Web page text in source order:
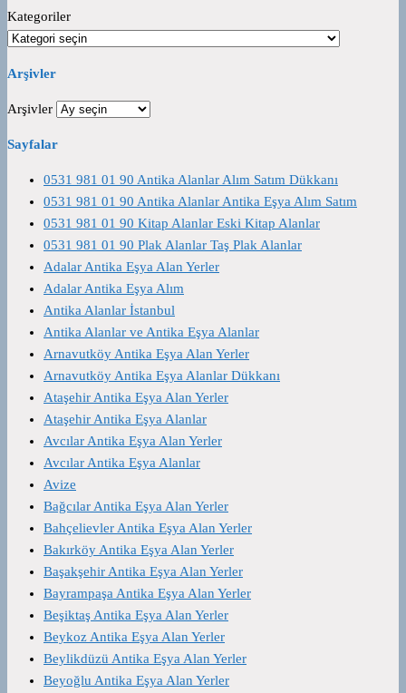
Kategoriler
Arşivler
Arşivler
Sayfalar
0531 981 01 90 Antika Alanlar Alım Satım Dükkanı
0531 981 01 90 Antika Alanlar Antika Eşya Alım Satım
0531 981 01 90 Kitap Alanlar Eski Kitap Alanlar
0531 981 01 90 Plak Alanlar Taş Plak Alanlar
Adalar Antika Eşya Alan Yerler
Adalar Antika Eşya Alım
Antika Alanlar İstanbul
Antika Alanlar ve Antika Eşya Alanlar
Arnavutköy Antika Eşya Alan Yerler
Arnavutköy Antika Eşya Alanlar Dükkanı
Ataşehir Antika Eşya Alan Yerler
Ataşehir Antika Eşya Alanlar
Avcılar Antika Eşya Alan Yerler
Avcılar Antika Eşya Alanlar
Avize
Bağcılar Antika Eşya Alan Yerler
Bahçelievler Antika Eşya Alan Yerler
Bakırköy Antika Eşya Alan Yerler
Başakşehir Antika Eşya Alan Yerler
Bayrampaşa Antika Eşya Alan Yerler
Beşiktaş Antika Eşya Alan Yerler
Beykoz Antika Eşya Alan Yerler
Beylikdüzü Antika Eşya Alan Yerler
Beyoğlu Antika Eşya Alan Yerler